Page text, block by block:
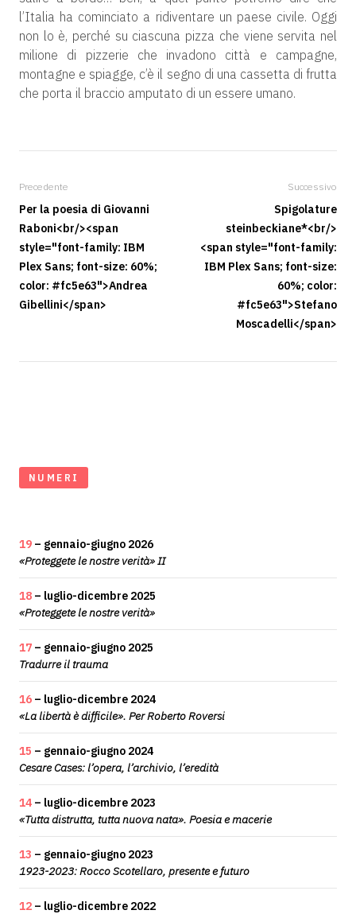
l’Italia ha cominciato a ridiventare un paese civile. Oggi
non lo è, perché su ciascuna pizza che viene servita nel
milione di pizzerie che invadono città e campagne,
montagne e spiagge, c’è il segno di una cassetta di frutta
che porta il braccio amputato di un essere umano.
Precedente
Per la poesia di Giovanni
Raboni<br/><span
style="font-family: IBM
Plex Sans; font-size: 60%;
color: #fc5e63">Andrea
Gibellini</span>
Successivo
Spigolature
steinbeckiane*<br/>
<span style="font-family:
IBM Plex Sans; font-size:
60%; color:
#fc5e63">Stefano
Moscadelli</span>
NUMERI
19 – gennaio-giugno 2026
«Proteggete le nostre verità» II
18 – luglio-dicembre 2025
«Proteggete le nostre verità»
17 – gennaio-giugno 2025
Tradurre il trauma
16 – luglio-dicembre 2024
«La libertà è difficile». Per Roberto Roversi
15 – gennaio-giugno 2024
Cesare Cases: l’opera, l’archivio, l’eredità
14 – luglio-dicembre 2023
«Tutta distrutta, tutta nuova nata». Poesia e macerie
13 – gennaio-giugno 2023
1923-2023: Rocco Scotellaro, presente e futuro
12 – luglio-dicembre 2022